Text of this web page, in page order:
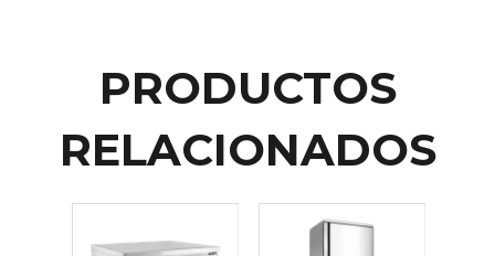
PRODUCTOS
RELACIONADOS